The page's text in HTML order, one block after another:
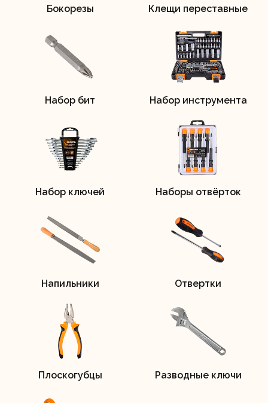
Бокорезы Клещи переставные
Набор бит Набор инструмента
Набор ключей Наборы отвёрток
Напильники Отвертки
Плоскогубцы Разводные ключи